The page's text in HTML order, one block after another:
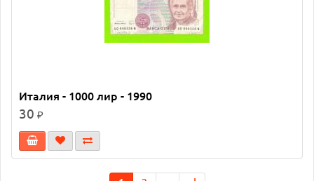
Италия - 1000 лир - 1990
30 ₽